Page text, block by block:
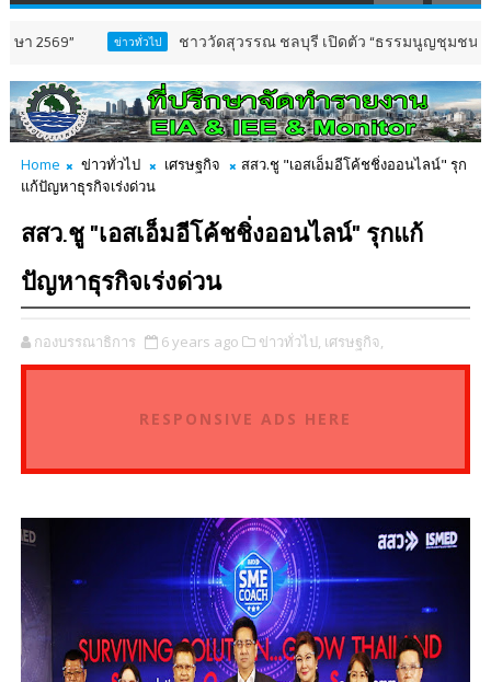
ข่าวทั่วไป ชาววัดสุวรรณ ชลบุรี เปิดตัว “ธรรมนูญชุมชนตำบลวัดสุวร
Home ข่าวทั่วไป เศรษฐกิจ
สสว.ชู "เอสเอ็มอีโค้ชชิ่งออนไลน์" รุก
แก้ปัญหาธุรกิจเร่งด่วน
สสว.ชู "เอสเอ็มอีโค้ชชิ่งออนไลน์" รุกแก้
ปัญหาธุรกิจเร่งด่วน
กองบรรณาธิการ 6 years ago ข่าวทั่วไป, เศรษฐกิจ,
RESPONSIVE ADS HERE